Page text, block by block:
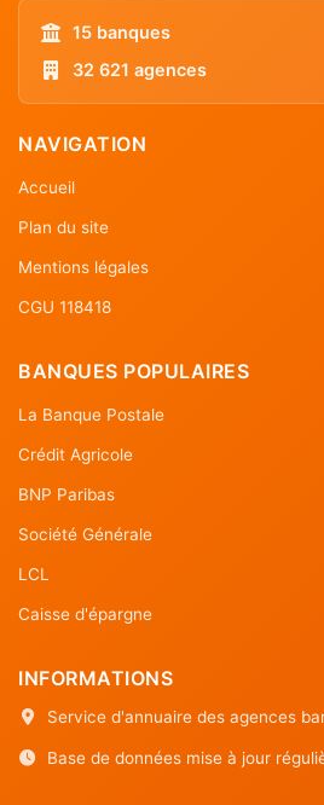
15 banques
32 621 agences
NAVIGATION
Accueil
Plan du site
Mentions légales
CGU 118418
BANQUES POPULAIRES
La Banque Postale
Crédit Agricole
BNP Paribas
Société Générale
LCL
Caisse d'épargne
INFORMATIONS
Service d'annuaire des agences
Base de données mise à jour